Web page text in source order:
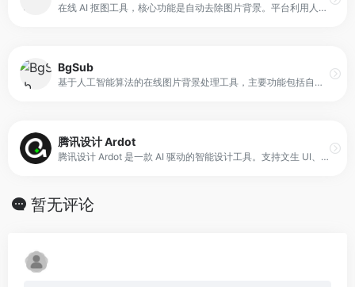
在线 AI 抠图工具，核心功能是自动去除图片背景。平台利用人工智能模型识别图像中的主体，并在短时间内生成透明背景图片。用户无需使用专业修图软件或手动描边，即可完成基础抠图操作。
BgSub
基于人工智能算法的在线图片背景处理工具，主要功能包括自动去除背景与替换背景。与传统在线服务不同，BgSub 在浏览器端完成图像处理，用户无需将图片上传至远程服务器，从而减少数据外传风险。
腾讯设计 Ardot
腾讯设计 Ardot 是一款 AI 驱动的智能设计工具。支持文生 UI、图片转设计稿、矢量编辑、动态布局系统、设计系统管理，以及从设计到开发的完整交付流程。免费使用，支持 macOS 客户端和网页端。
暂无评论